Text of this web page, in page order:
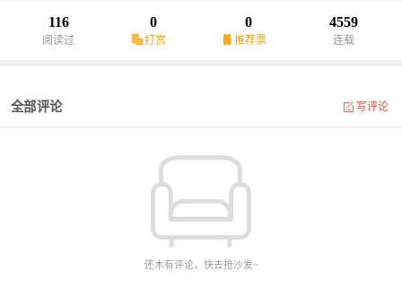
116
阅读过
0
打赏
0
推荐票
4559
连载
全部评论 写评论
还木有评论，快去抢沙发~